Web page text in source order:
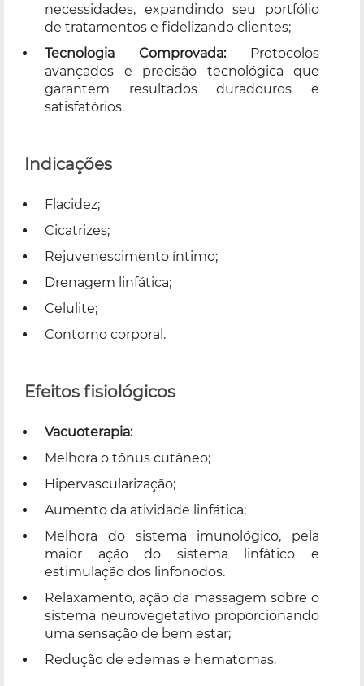
necessidades, expandindo seu portfólio
de tratamentos e fidelizando clientes;
Tecnologia Comprovada:Protocolos
avançados e precisão tecnológica que
garantem resultados duradouros e
satisfatórios.
Indicações
Flacidez;
Cicatrizes;
Rejuvenescimento íntimo;
Drenagem linfática;
Celulite;
Contorno corporal.
Efeitos fisiológicos
Vacuoterapia:
Melhora o tônus cutâneo;
Hipervascularização;
Aumento da atividade linfática;
Melhora do sistema imunológico, pela
maior ação do sistema linfático e
estimulação dos linfonodos.
Relaxamento, ação da massagem sobre o
sistema neurovegetativo proporcionando
uma sensação de bem estar;
Redução de edemas e hematomas.